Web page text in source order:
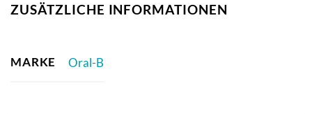
ZUSÄTZLICHE INFORMATIONEN
MARKE Oral-B